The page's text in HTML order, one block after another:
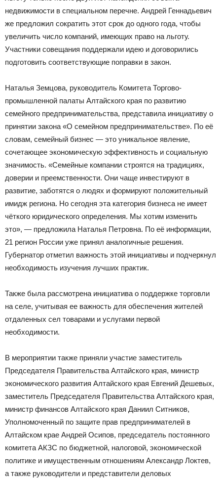
недвижимости в специальном перечне. Андрей Геннадьевич
же предложил сократить этот срок до одного года, чтобы
увеличить число компаний, имеющих право на льготу.
Участники совещания поддержали идею и договорились
подготовить соответствующие поправки в закон.
Наталья Земцова, руководитель Комитета Торгово-
промышленной палаты Алтайского края по развитию
семейного предпринимательства, представила инициативу о
принятии закона «О семейном предпринимательстве». По её
словам, семейный бизнес — это уникальное явление,
сочетающее экономическую эффективность и социальную
значимость. «Семейные компании строятся на традициях,
доверии и преемственности. Они чаще инвестируют в
развитие, заботятся о людях и формируют положительный
имидж региона. Но сегодня эта категория бизнеса не имеет
чёткого юридического определения. Мы хотим изменить
это», — предложила Наталья Петровна. По её информации,
21 регион России уже принял аналогичные решения.
Губернатор отметил важность этой инициативы и подчеркнул
необходимость изучения лучших практик.
Также была рассмотрена инициатива о поддержке торговли
на селе, учитывая ее важность для обеспечения жителей
отдаленных сел товарами и услугами первой
необходимости.
В мероприятии также приняли участие заместитель
Председателя Правительства Алтайского края, министр
экономического развития Алтайского края Евгений Дешевых,
заместитель Председателя Правительства Алтайского края,
министр финансов Алтайского края Даниил Ситников,
Уполномоченный по защите прав предпринимателей в
Алтайском крае Андрей Осипов, председатель постоянного
комитета АКЗС по бюджетной, налоговой, экономической
политике и имущественным отношениям Александр Локтев,
а также руководители и представители деловых